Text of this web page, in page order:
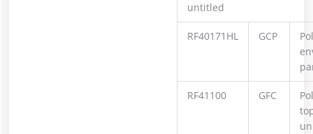
untitled
RF40171HL GCP
RF41100 GFC